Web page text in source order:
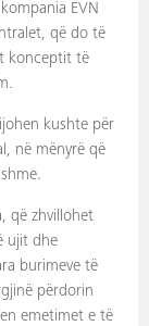
EVN
që do të
konceptit të
kushte për
në mënyrë që
që zhvillohet
ujit dhe
burimeve të
përdorin
emetimet e të